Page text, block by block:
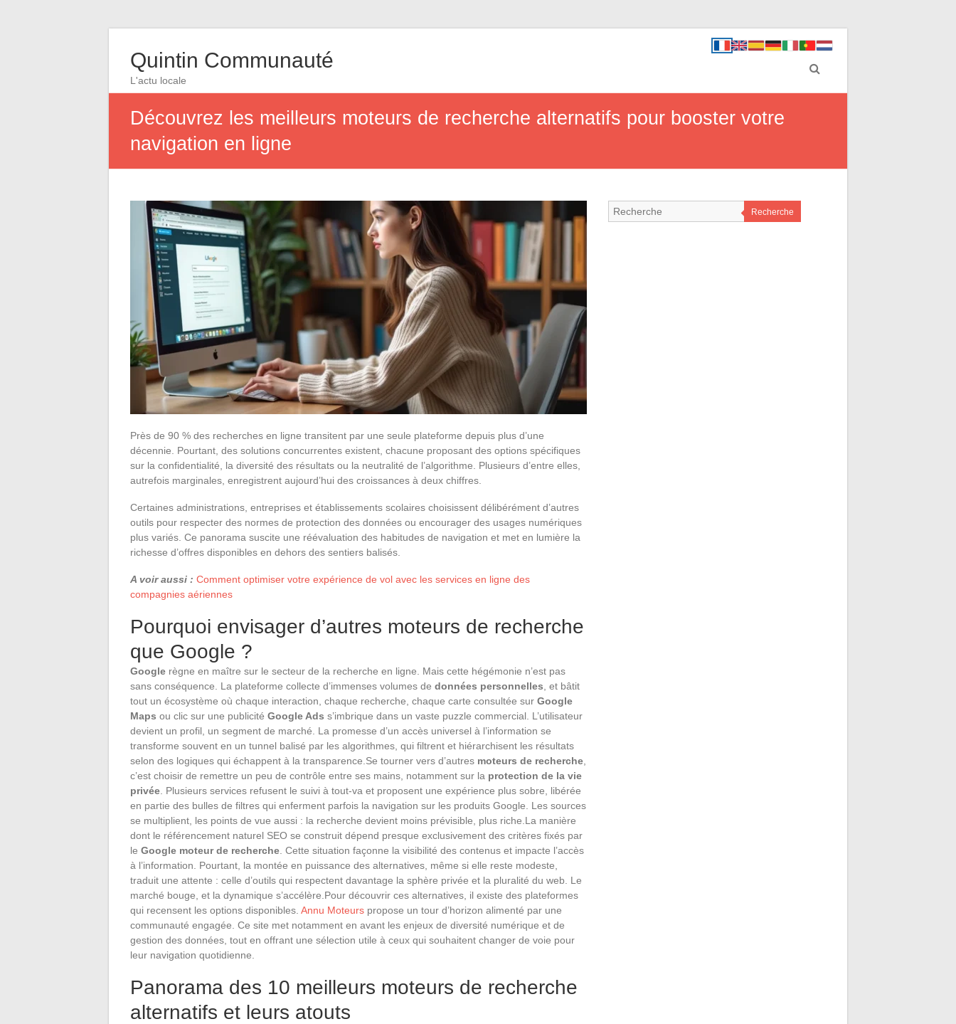
Quintin Communauté
L'actu locale
Découvrez les meilleurs moteurs de recherche alternatifs pour booster votre
navigation en ligne
Près de 90 % des recherches en ligne transitent par une seule plateforme depuis plus d’une
décennie. Pourtant, des solutions concurrentes existent, chacune proposant des options spécifiques
sur la confidentialité, la diversité des résultats ou la neutralité de l’algorithme. Plusieurs d’entre elles,
autrefois marginales, enregistrent aujourd’hui des croissances à deux chiffres.
Certaines administrations, entreprises et établissements scolaires choisissent délibérément d’autres
outils pour respecter des normes de protection des données ou encourager des usages numériques
plus variés. Ce panorama suscite une réévaluation des habitudes de navigation et met en lumière la
richesse d’offres disponibles en dehors des sentiers balisés.
A voir aussi : Comment optimiser votre expérience de vol avec les services en ligne des
compagnies aériennes
Pourquoi envisager d’autres moteurs de recherche
que Google ?
Google règne en maître sur le secteur de la recherche en ligne. Mais cette hégémonie n’est pas
sans conséquence. La plateforme collecte d’immenses volumes de données personnelles , et bâtit
tout un écosystème où chaque interaction, chaque recherche, chaque carte consultée sur Google
Maps ou clic sur une publicité Google Ads s’imbrique dans un vaste puzzle commercial. L’utilisateur
devient un profil, un segment de marché. La promesse d’un accès universel à l’information se
transforme souvent en un tunnel balisé par les algorithmes, qui filtrent et hiérarchisent les résultats
selon des logiques qui échappent à la transparence.Se tourner vers d’autres moteurs de recherche
c’est choisir de remettre un peu de contrôle entre ses mains, notamment sur la protection de la vie
privée . Plusieurs services refusent le suivi à tout-va et proposent une expérience plus sobre, libérée
en partie des bulles de filtres qui enferment parfois la navigation sur les produits Google. Les sources
se multiplient, les points de vue aussi : la recherche devient moins prévisible, plus riche.La manière
dont le référencement naturel SEO se construit dépend presque exclusivement des critères fixés par
le Google moteur de recherche . Cette situation façonne la visibilité des contenus et impacte l’accès
à l’information. Pourtant, la montée en puissance des alternatives, même si elle reste modeste,
traduit une attente : celle d’outils qui respectent davantage la sphère privée et la pluralité du web. Le
marché bouge, et la dynamique s’accélère.Pour découvrir ces alternatives, il existe des plateformes
qui recensent les options disponibles. Annu Moteurs propose un tour d’horizon alimenté par une
communauté engagée. Ce site met notamment en avant les enjeux de diversité numérique et de
gestion des données, tout en offrant une sélection utile à ceux qui souhaitent changer de voie pour
leur navigation quotidienne.
Panorama des 10 meilleurs moteurs de recherche
alternatifs et leurs atouts
Recherche